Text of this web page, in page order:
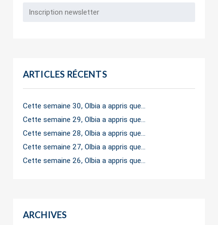
ARTICLES RÉCENTS
Cette semaine 30, Olbia a appris que…
Cette semaine 29, Olbia a appris que…
Cette semaine 28, Olbia a appris que…
Cette semaine 27, Olbia a appris que…
Cette semaine 26, Olbia a appris que…
ARCHIVES